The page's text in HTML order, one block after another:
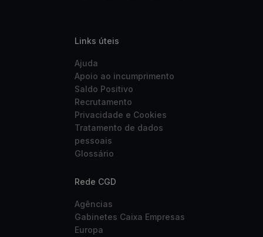
Links úteis
Ajuda
Apoio ao incumprimento
Saldo Positivo
Recrutamento
Privacidade e Cookies
Tratamento de dados
pessoais
Glossário
Rede CGD
Agências
Gabinetes Caixa Empresas
Europa